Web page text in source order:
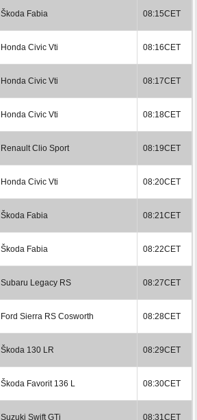
Škoda Fabia 08:15CET
Honda Civic Vti 08:16CET
Honda Civic Vti 08:17CET
Honda Civic Vti 08:18CET
Renault Clio Sport 08:19CET
Honda Civic Vti 08:20CET
Škoda Fabia 08:21CET
Škoda Fabia 08:22CET
Subaru Legacy RS 08:27CET
Ford Sierra RS Cosworth 08:28CET
Škoda 130 LR 08:29CET
Škoda Favorit 136 L 08:30CET
Suzuki Swift GTi 08:31CET